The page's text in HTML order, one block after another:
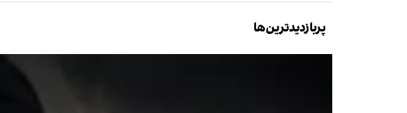
پربازدیدترین‌ها